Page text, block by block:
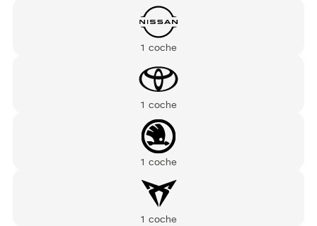
1 coche
1 coche
1 coche
1 coche